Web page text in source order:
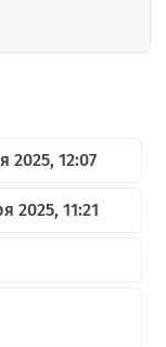
2025, 12:07
2025, 11:21